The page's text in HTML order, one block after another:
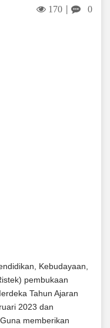
170 0
Kebudayaan,
pembukaan
Tahun Ajaran
2023 dan
memberikan